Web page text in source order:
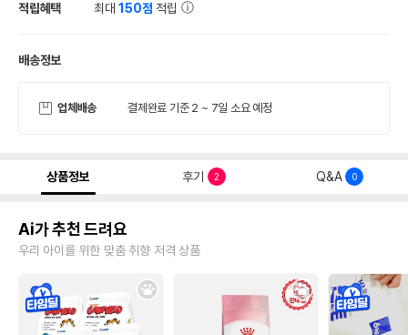
적립혜택 최대150점 적립
배송정보
업체배송 결제완료 기준 2 ~ 7일 소요 예정
상품정보 후기 2 Q&A 0
Ai가 추천 드려요
우리 아이를 위한 맞춤 취향 저격 상품